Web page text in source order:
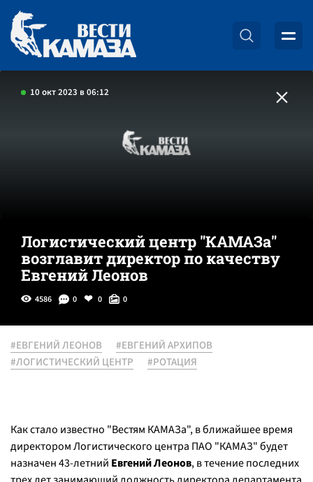
10 окт 2023 в 06:12
Логистический центр "КАМАЗа"
возглавит директор по качеству
Евгений Леонов
4586 0 0 0
#ЕВГЕНИЙ ЛЕОНОВ
#ЕВГЕНИЙ АРХИПОВ
#ЛОГИСТИЧЕСКИЙ ЦЕНТР
#РОТАЦИЯ
Как стало известно "Вестям КАМАЗа", в ближайшее время
директором Логистического центра ПАО "КАМАЗ" будет
назначен 43-летний Евгений Леонов, в течение последних